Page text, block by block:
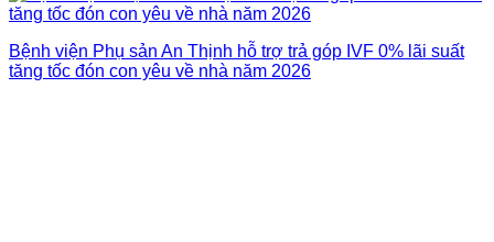
Bệnh viện Phụ sản An Thịnh hỗ trợ trả góp IVF 0% lãi suất
tăng tốc đón con yêu về nhà năm 2026